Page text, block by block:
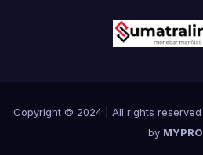
Copyright © 2024 | All rights reserved
by MYPRO